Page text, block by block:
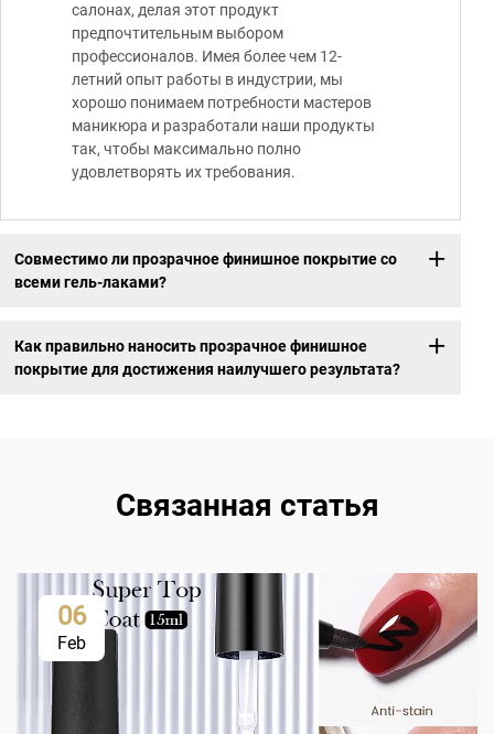
салонах, делая этот продукт
предпочтительным выбором
профессионалов. Имея более чем 12-
летний опыт работы в индустрии, мы
хорошо понимаем потребности мастеров
маникюра и разработали наши продукты
так, чтобы максимально полно
удовлетворять их требования.
Совместимо ли прозрачное финишное покрытие со
всеми гель-лаками?
Как правильно наносить прозрачное финишное
покрытие для достижения наилучшего результата?
Связанная статья
06
Feb